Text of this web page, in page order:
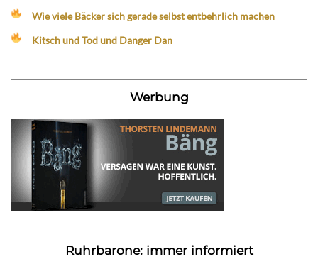
Wie viele Bäcker sich gerade selbst entbehrlich machen
Kitsch und Tod und Danger Dan
Werbung
Ruhrbarone: immer informiert